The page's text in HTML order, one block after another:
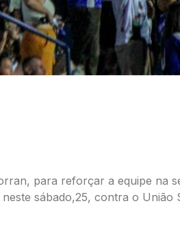
para reforçar a equipe na
sábado,25, contra o União